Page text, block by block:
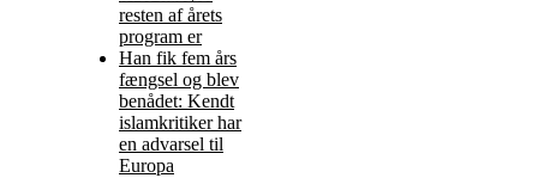
resten af årets
program er
Han fik fem års
fængsel og blev
benådet: Kendt
islamkritiker har
en advarsel til
Europa